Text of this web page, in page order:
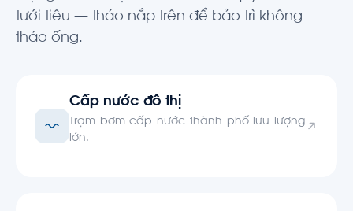
tưới tiêu — tháo nắp trên để bảo trì không
tháo ống.
Cấp nước đô thị
Trạm bơm cấp nước thành phố lưu lượng
lớn.